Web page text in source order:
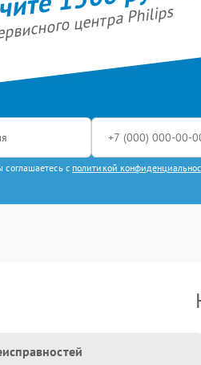
центра Philips
соглашаетесь с политикой